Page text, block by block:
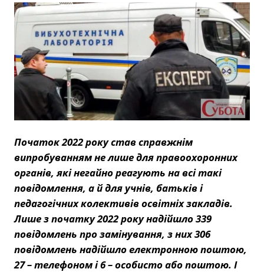
Початок 2022 року став справжнім
випробуванням не лише для правоохоронних
органів, які негайно реагують на всі такі
повідомлення, а й для учнів, батьків і
педагогічних колективів освітніх закладів.
Лише з початку 2022 року надійшло 339
повідомлень про замінування, з них 306
повідомлень надійшло електронною поштою,
27 – телефоном і 6 – особисто або поштою. І